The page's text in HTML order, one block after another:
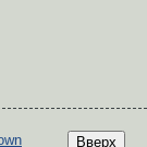
Вверх